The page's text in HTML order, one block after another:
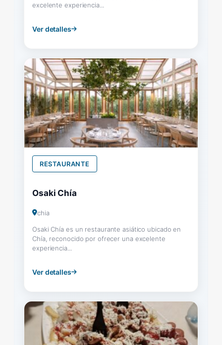
excelente experiencia...
Ver detalles
RESTAURANTE
Osaki Chía
chia
Osaki Chía es un restaurante asiático ubicado en
Chía, reconocido por ofrecer una excelente
experiencia...
Ver detalles